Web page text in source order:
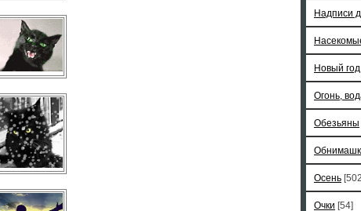
Надписи
Новый
Огонь,
Обезьяны
Осень
Очки [54]